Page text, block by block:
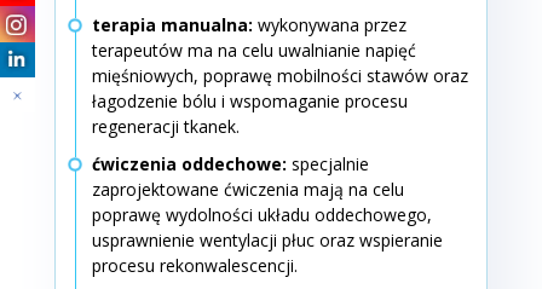
terapia manualna: wykonywana przez
terapeutów ma na celu uwalnianie napięć
mięśniowych, poprawę mobilności stawów oraz
łagodzenie bólu i wspomaganie procesu
regeneracji tkanek.
ćwiczenia oddechowe: specjalnie
zaprojektowane ćwiczenia mają na celu
poprawę wydolności układu oddechowego,
usprawnienie wentylacji płuc oraz wspieranie
procesu rekonwalescencji.